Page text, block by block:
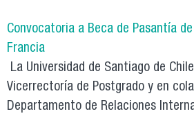
Convocatoria a Beca de Pasantía
Francia
La Universidad de Santiago de
Vicerrectoría de Postgrado y en
Departamento de Relaciones